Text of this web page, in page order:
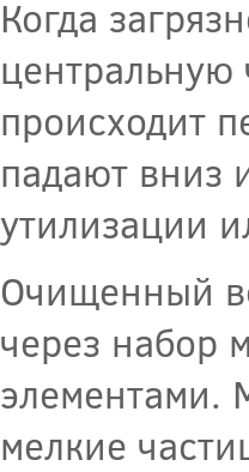
Когда
центральную
происходит
падают вниз
утилизации
Очищенный
через набор
элементами.
мелкие